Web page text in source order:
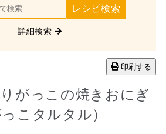
レシピ検索
詳細検索
印刷する
がっこの焼きおにぎ
こタルタル）